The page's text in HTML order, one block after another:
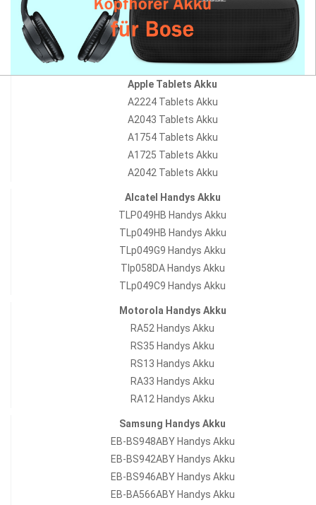
Apple Tablets Akku
A2224 Tablets Akku
A2043 Tablets Akku
A1754 Tablets Akku
A1725 Tablets Akku
A2042 Tablets Akku
Alcatel Handys Akku
TLP049HB Handys Akku
TLp049HB Handys Akku
TLp049G9 Handys Akku
Tlp058DA Handys Akku
TLp049C9 Handys Akku
Motorola Handys Akku
RA52 Handys Akku
RS35 Handys Akku
RS13 Handys Akku
RA33 Handys Akku
RA12 Handys Akku
Samsung Handys Akku
EB-BS948ABY Handys Akku
EB-BS942ABY Handys Akku
EB-BS946ABY Handys Akku
EB-BA566ABY Handys Akku